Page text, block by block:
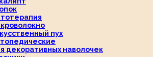
пух
декоративных наволочек